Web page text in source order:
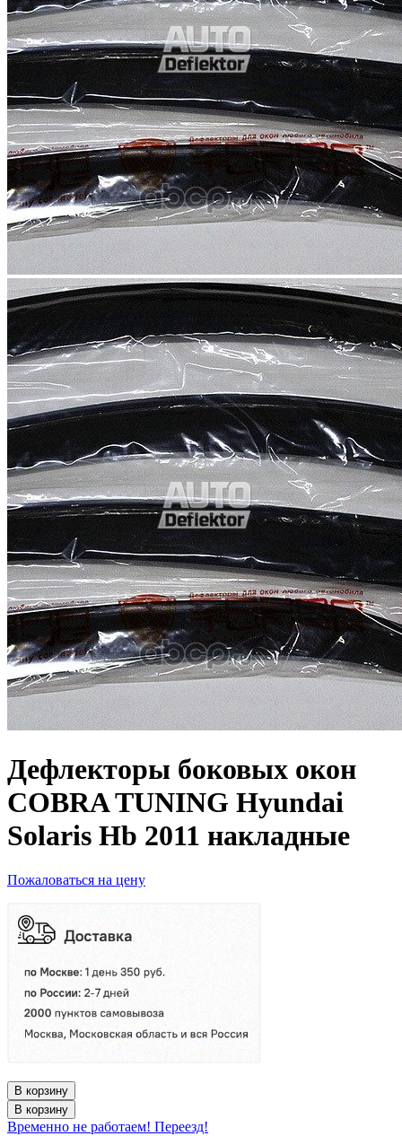
Дефлекторы боковых окон
COBRA TUNING Hyundai
Solaris Hb 2011 накладные
Пожаловаться на цену
В корзину
В корзину
Временно не работаем! Переезд!